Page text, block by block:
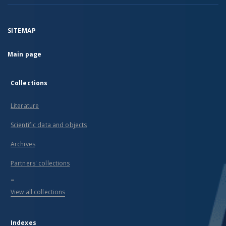
SITEMAP
Main page
Collections
Literature
Scientific data and objects
Archives
Partners' collections
...
View all collections
Indexes